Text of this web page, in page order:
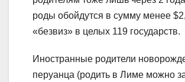
роды обойдутся в сумму менее
«безвиз» в целых 119 государств.
Иностранные родители
перуанца (родить в Лиме можно